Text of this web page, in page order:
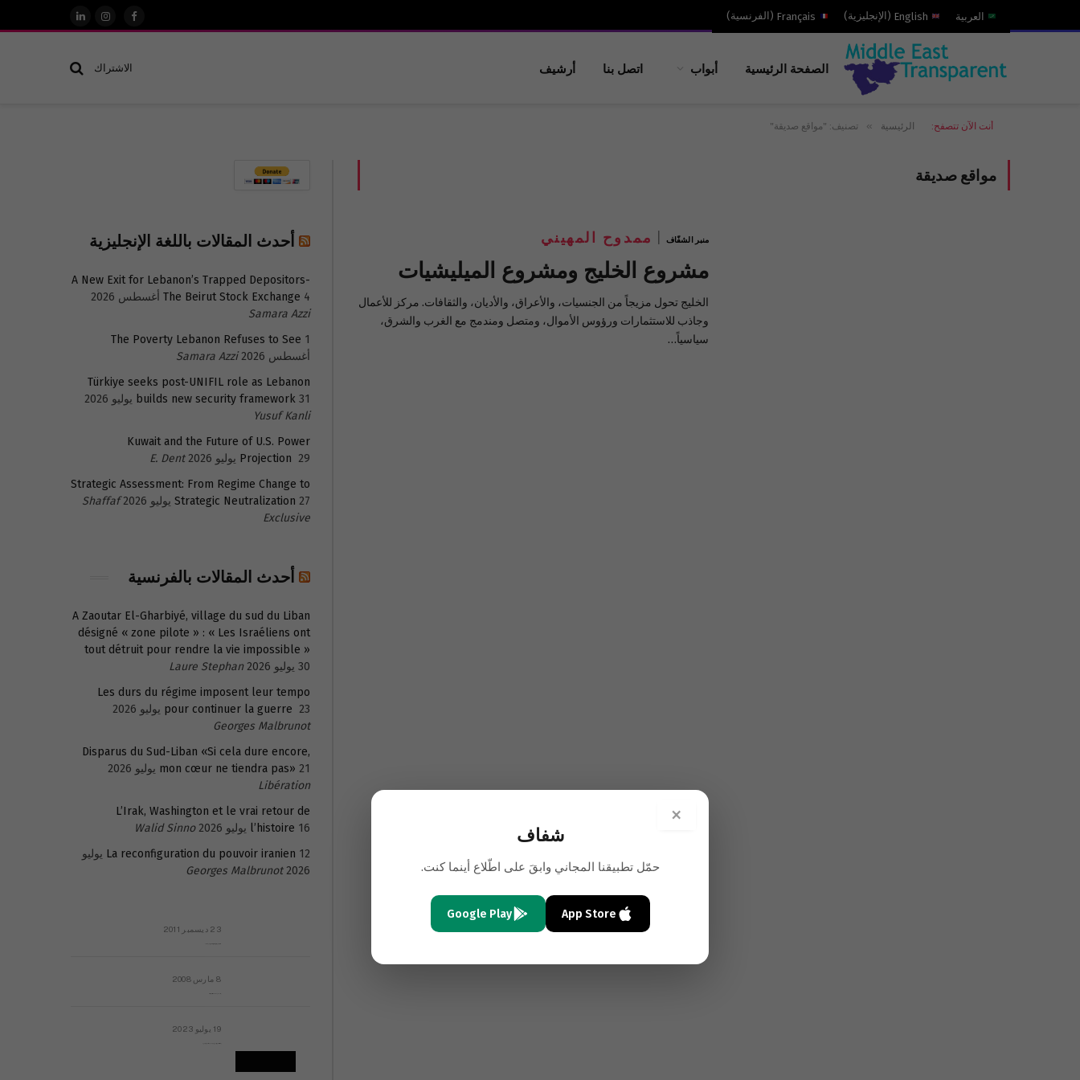
العربية English
( الإنجليزية)
Français
( الفرنسية)
فيسبوكالانستغرام
لينكدإن
الصفحة الرئيسية أبواب اتصل بنا أرشيف الاشتراك
أنت الآن تتصفح: الرئيسية » تصنيف: "مواقع صديقة"
مواقع صديقة
منبر الشفّاف ممدوح المهيني
مشروع الخليج ومشروع الميليشيات
الخليج تحول مزيجاً من الجنسيات، والأعراق، والأديان، والثقافات. مركز للأعمال
وجاذب للاستثمارات ورؤوس الأموال، ومتصل ومندمج مع الغرب والشرق،
سياسياً…
أحدث المقالات باللغة الإنجليزية
A New Exit for Lebanon’s Trapped Depositors-
The Beirut Stock Exchange 4 أغسطس 2026
Samara Azzi
The Poverty Lebanon Refuses to See 1
أغسطس 2026
Samara Azzi
Türkiye seeks post-UNIFIL role as Lebanon
builds new security framework 31 يوليو 2026
Yusuf Kanli
Kuwait and the Future of U.S. Power
Projection 29 يوليو 2026
E. Dent
Strategic Assessment: From Regime Change to
Strategic Neutralization 27 يوليو 2026
Shaffaf
Exclusive
أحدث المقالات بالفرنسية
A Zaoutar El-Gharbiyé, village du sud du Liban
désigné « zone pilote » : « Les Israéliens ont
tout détruit pour rendre la vie impossible »
30 يوليو 2026
Laure Stephan
Les durs du régime imposent leur tempo
pour continuer la guerre 23 يوليو 2026
Georges Malbrunot
Disparus du Sud-Liban «Si cela dure encore,
mon cœur ne tiendra pas» 21 يوليو 2026
Libération
L’Irak, Washington et le vrai retour de
l’histoire 16 يوليو 2026
Walid Sinno
La reconfiguration du pouvoir iranien 12 يوليو
2026
Georges Malbrunot
23 ديسمبر 2011
8 مارس 2008
19 يوليو 2023
×
شفاف
حمّل تطبيقنا المجاني وابقَ على اطّلاع أينما كنت.
App Store
Google Play